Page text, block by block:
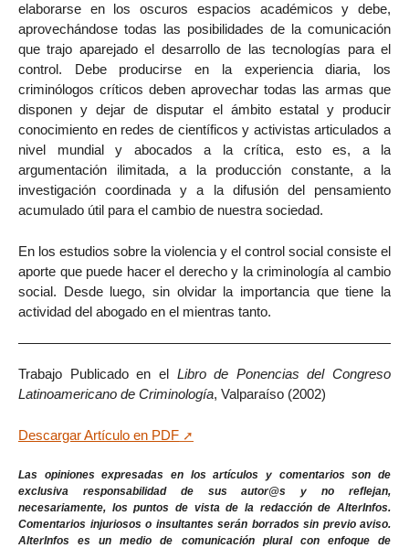
elaborarse en los oscuros espacios académicos y debe,
aprovechándose todas las posibilidades de la comunicación
que trajo aparejado el desarrollo de las tecnologías para el
control. Debe producirse en la experiencia diaria, los
criminólogos críticos deben aprovechar todas las armas que
disponen y dejar de disputar el ámbito estatal y producir
conocimiento en redes de científicos y activistas articulados a
nivel mundial y abocados a la crítica, esto es, a la
argumentación ilimitada, a la producción constante, a la
investigación coordinada y a la difusión del pensamiento
acumulado útil para el cambio de nuestra sociedad.
En los estudios sobre la violencia y el control social consiste el
aporte que puede hacer el derecho y la criminología al cambio
social. Desde luego, sin olvidar la importancia que tiene la
actividad del abogado en el mientras tanto.
Trabajo Publicado en el Libro de Ponencias del Congreso
Latinoamericano de Criminología, Valparaíso (2002)
Descargar Artículo en PDF
Las opiniones expresadas en los artículos y comentarios son de
exclusiva responsabilidad de sus autor@s y no reflejan,
necesariamente, los puntos de vista de la redacción de AlterInfos.
Comentarios injuriosos o insultantes serán borrados sin previo aviso.
AlterInfos es un medio de comunicación plural con enfoque de